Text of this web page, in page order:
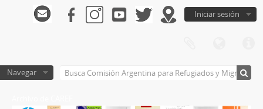
Iniciar sesión
Navegar